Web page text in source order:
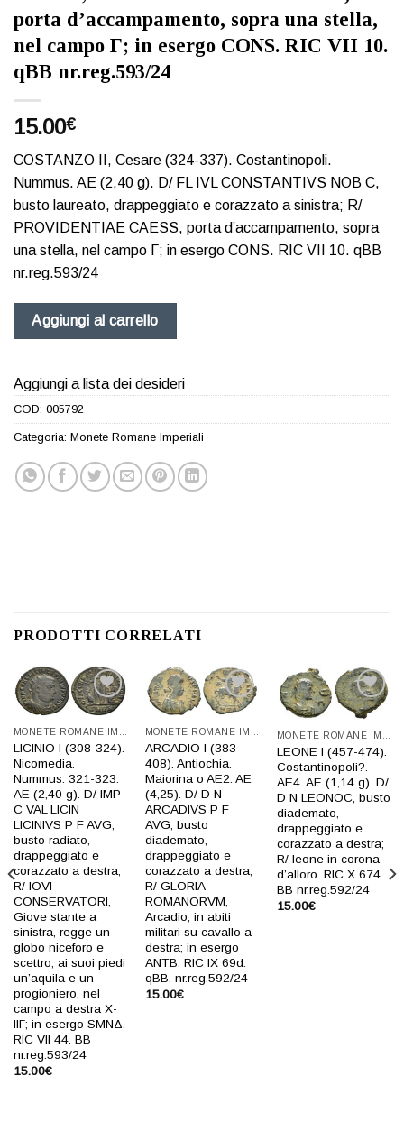
porta d’accampamento, sopra una stella,
nel campo Γ; in esergo CONS. RIC VII 10.
qBB nr.reg.593/24
15.00€
COSTANZO II, Cesare (324-337). Costantinopoli.
Nummus. AE (2,40 g). D/ FL IVL CONSTANTIVS NOB C,
busto laureato, drappeggiato e corazzato a sinistra; R/
PROVIDENTIAE CAESS, porta d’accampamento, sopra
una stella, nel campo Γ; in esergo CONS. RIC VII 10. qBB
nr.reg.593/24
Aggiungi al carrello
Aggiungi a lista dei desideri
COD: 005792
Categoria: Monete Romane Imperiali
PRODOTTI CORRELATI
Aggiungi
dei
desideri
LICINIO I (308-324).
Nicomedia.
Nummus. 321-323.
AE (2,40 g). D/ IMP
C VAL LICIN
LICINIVS P F AVG,
busto radiato,
drappeggiato e
corazzato a destra;
R/ IOVI
CONSERVATORI,
Giove stante a
sinistra, regge un
globo niceforo e
scettro; ai suoi piedi
un’aquila e un
progioniero, nel
campo a destra X-
IIΓ; in esergo SMNΔ.
RIC VII 44. BB
nr.reg.593/24
15.00€
Aggiungi
dei
desideri
ARCADIO I (383-
408). Antiochia.
Maiorina o AE2. AE
(4,25). D/ D N
ARCADIVS P F
AVG, busto
diademato,
drappeggiato e
corazzato a destra;
R/ GLORIA
ROMANORVM,
Arcadio, in abiti
militari su cavallo a
destra; in esergo
ANTB. RIC IX 69d.
qBB. nr.reg.592/24
15.00€
Aggiungi
a lista
dei
desideri
LEONE I (457-474).
Costantinopoli?.
AE4. AE (1,14 g). D/
D N LEONOC, busto
diademato,
drappeggiato e
corazzato a destra;
R/ leone in corona
d’alloro. RIC X 674.
BB nr.reg.592/24
15.00€